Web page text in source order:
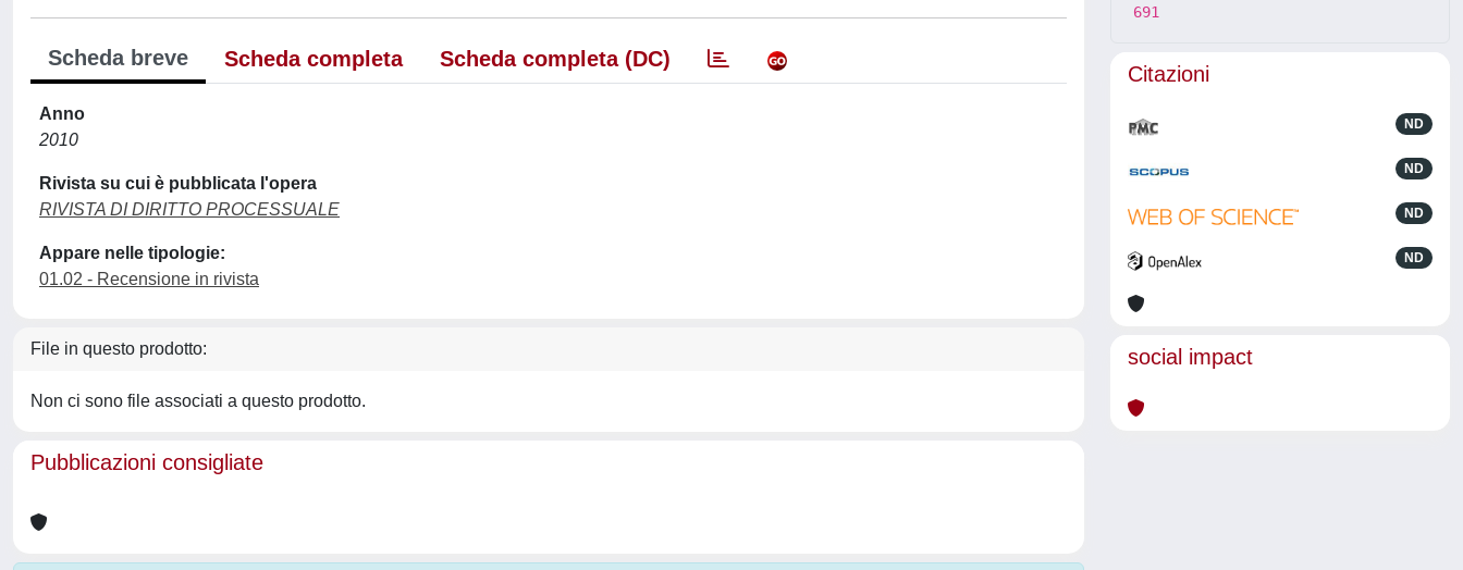
Scheda breve Scheda completa Scheda completa (DC)
Anno
2010
Rivista su cui è pubblicata l'opera
RIVISTA DI DIRITTO PROCESSUALE
Appare nelle tipologie:
01.02 - Recensione in rivista
File in questo prodotto:
Non ci sono file associati a questo prodotto.
Pubblicazioni consigliate
691
Citazioni
ND
ND
ND
ND
social impact